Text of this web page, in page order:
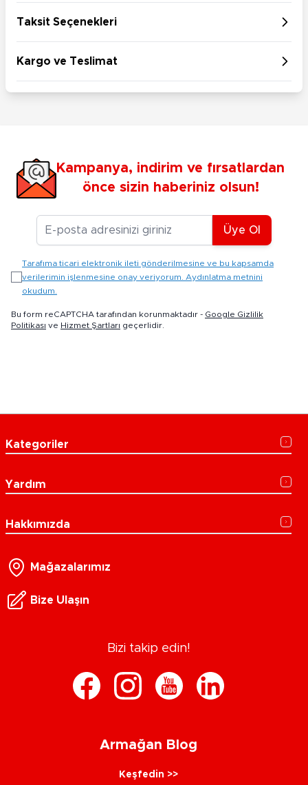
Taksit Seçenekleri
Kargo ve Teslimat
Kampanya, indirim ve fırsatlardan
önce sizin haberiniz olsun!
E-posta Adresiniz
Üye Ol
Tarafıma ticari elektronik ileti gönderilmesine ve bu kapsamda
verilerimin işlenmesine onay veriyorum. Aydınlatma metnini
okudum.
Bu form reCAPTCHA tarafından korunmaktadır - Google Gizlilik
Politikası ve Hizmet Şartları geçerlidir.
Kategoriler
Yardım
Hakkımızda
Mağazalarımız
Bize Ulaşın
Bizi takip edin!
Armağan Blog
Keşfedin >>